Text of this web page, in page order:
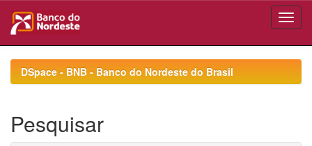
navigationDSpace - BNB - Banco do Nordeste do Brasil
Pesquisar